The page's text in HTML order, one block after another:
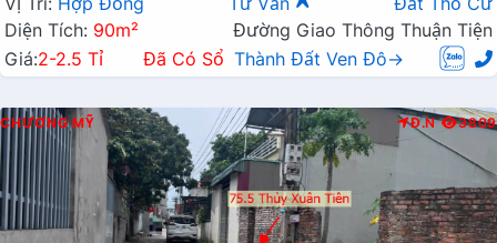
Diện Tích: 90m²
Đường Giao Thông Thuận Tiện
Giá:2-2.5 Tỉ Đã Có Sổ Thành Đất Ven Đô→
CHƯƠNG MỸ Đ.N 3809